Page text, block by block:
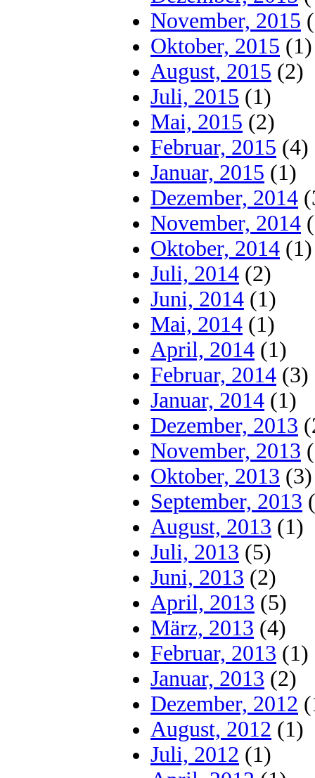
November, 2015
Oktober, 2015 (1)
August, 2015 (2)
Juli, 2015 (1)
Mai, 2015 (2)
Februar, 2015 (4)
Januar, 2015 (1)
Dezember, 2014
November, 2014
Oktober, 2014 (1)
Juli, 2014 (2)
Juni, 2014 (1)
Mai, 2014 (1)
April, 2014 (1)
Februar, 2014 (3)
Januar, 2014 (1)
Dezember, 2013
November, 2013
Oktober, 2013 (3)
September, 2013
August, 2013 (1)
Juli, 2013 (5)
Juni, 2013 (2)
April, 2013 (5)
März, 2013 (4)
Februar, 2013 (1)
Januar, 2013 (2)
Dezember, 2012
August, 2012 (1)
Juli, 2012 (1)